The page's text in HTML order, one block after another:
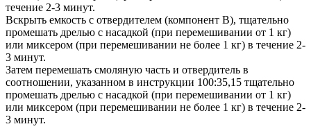
течение 2-3 минут.
Вскрыть емкость с отвердителем (компонент В), тщательно
промешать дрелью с насадкой (при перемешивании от 1 кг)
или миксером (при перемешивании не более 1 кг) в течение 2-
3 минут.
Затем перемешать смоляную часть и отвердитель в
соотношении, указанном в инструкции 100:35,15 тщательно
промешать дрелью с насадкой (при перемешивании от 1 кг)
или миксером (при перемешивании не более 1 кг) в течение 2-
3 минут.